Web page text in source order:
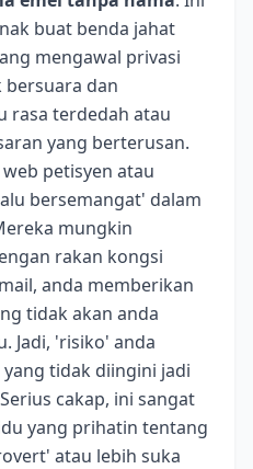
buat benda jahat
mengawal privasi
bersuara dan
rasa terdedah atau
yang berterusan.
petisyen atau
bersemangat' dalam
mungkin
rakan kongsi
anda memberikan
tidak akan anda
Jadi, 'risiko' anda
tidak diingini jadi
cakap, ini sangat
yang prihatin tentang
atau lebih suka